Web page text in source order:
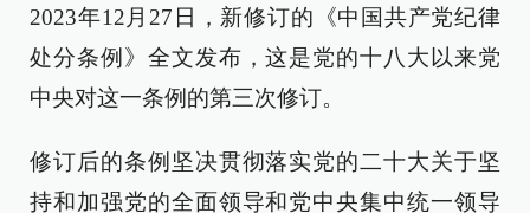
2023年12月27日，新修订的《中国共产党纪律
处分条例》全文发布，这是党的十八大以来党
中央对这一条例的第三次修订。
修订后的条例坚决贯彻落实党的二十大关于坚
持和加强党的全面领导和党中央集中统一领导